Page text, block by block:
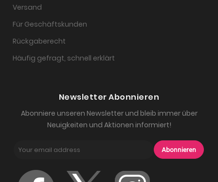
Versand
Für Geschäftskunden
Rückgaberecht
Häufig gefragt, schnell erklärt
Newsletter Abonnieren
Abonniere unseren Newsletter und bleib immer über
Neuigkeiten und Aktionen informiert!
Abonnieren